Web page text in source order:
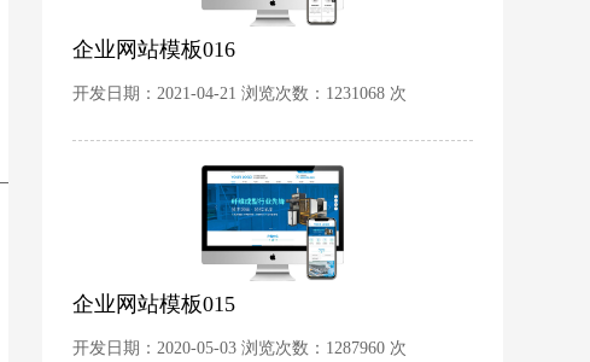
企业网站模板016
开发日期：2021-04-21 浏览次数：1231068 次
企业网站模板015
开发日期：2020-05-03 浏览次数：1287960 次